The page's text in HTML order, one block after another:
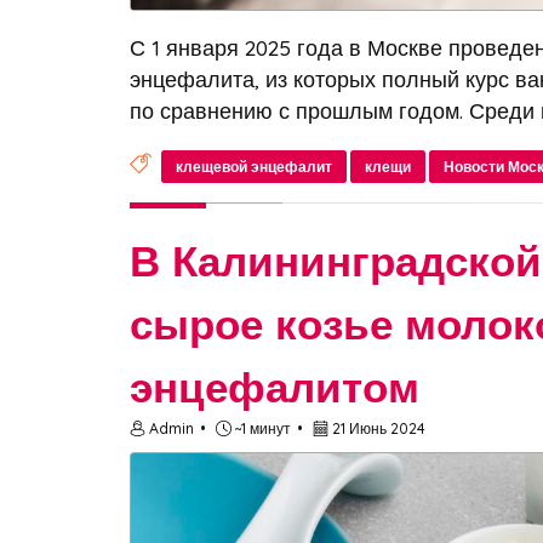
С 1 января 2025 года в Москве
энцефалита, из которых полный курс
по сравнению с прошлым годом. Среди
клещевой энцефалит клещи Новости
В
сырое козье
энцефалитом
Admin ~1 минут 21 Июнь 2024